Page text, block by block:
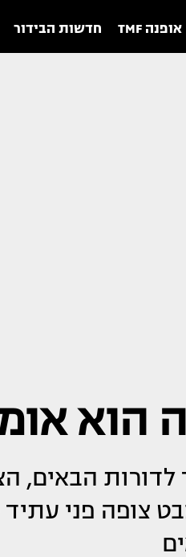
אופנה TMF חדשות הבידור
הוא
הבאים,
צופה פני